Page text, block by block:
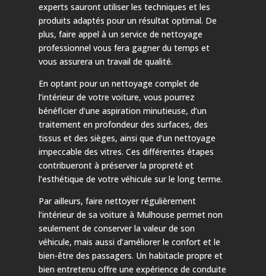
experts sauront utiliser les techniques et les
produits adaptés pour un résultat optimal. De
plus, faire appel à un service de nettoyage
professionnel vous fera gagner du temps et
vous assurera un travail de qualité.
En optant pour un nettoyage complet de
l’intérieur de votre voiture, vous pourrez
bénéficier d’une aspiration minutieuse, d’un
traitement en profondeur des surfaces, des
tissus et des sièges, ainsi que d’un nettoyage
impeccable des vitres. Ces différentes étapes
contribueront à préserver la propreté et
l’esthétique de votre véhicule sur le long terme.
Par ailleurs, faire nettoyer régulièrement
l’intérieur de sa voiture à Mulhouse permet non
seulement de conserver la valeur de son
véhicule, mais aussi d’améliorer le confort et le
bien-être des passagers. Un habitacle propre et
bien entretenu offre une expérience de conduite